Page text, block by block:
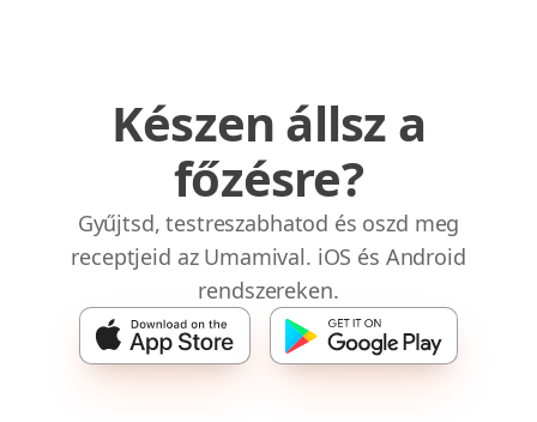
Készen állsz a
főzésre?
Gyűjtsd, testreszabhatod és oszd meg
receptjeid az Umamival. iOS és Android
rendszereken.